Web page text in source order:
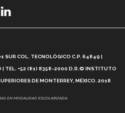
Educativo Tec? (video)
e Inteligencia Artificial, Paola
SUR COL. TECNOLÓGICO C.P. 64849 |
| TEL. +52 (81) 8358-2000 D.R.© INSTITUTO
DE MONTERREY, MÉXICO. 2018
EN MODALIDAD ESCOLARIZADA.